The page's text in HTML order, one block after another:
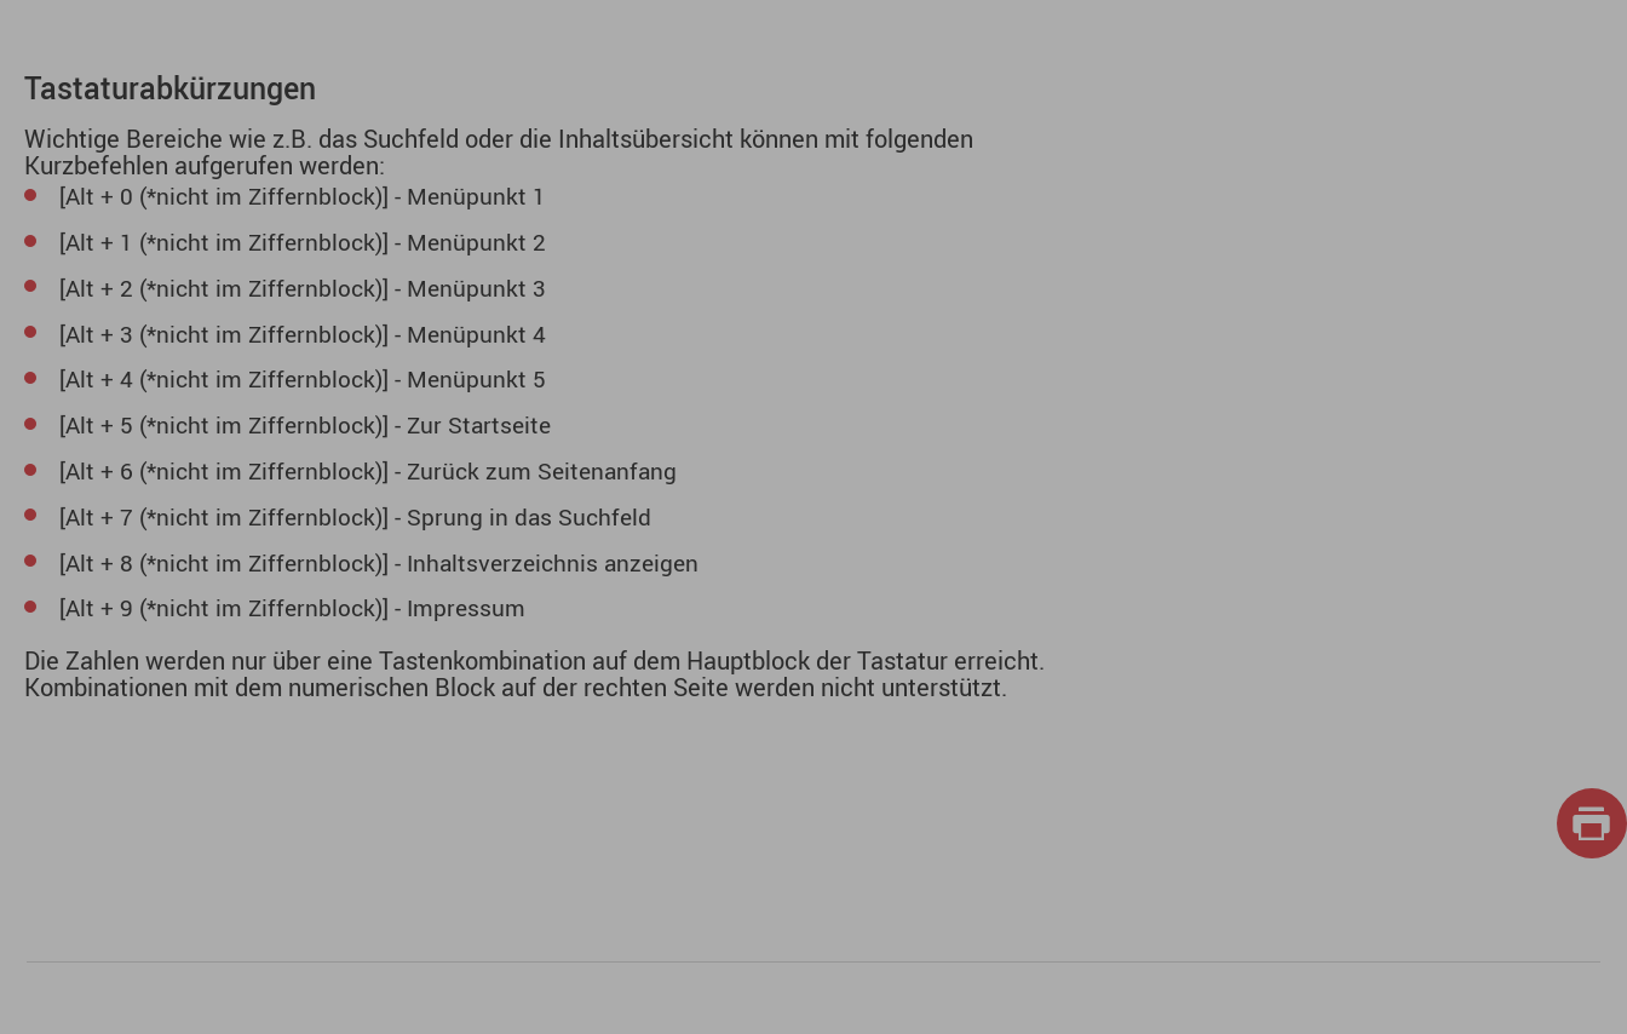
Tastaturabkürzungen
Wichtige Bereiche wie z.B. das Suchfeld oder die Inhaltsübersicht können mit folgenden
Kurzbefehlen aufgerufen werden:
[Alt + 0 (*nicht im Ziffernblock)] - Menüpunkt 1
[Alt + 1 (*nicht im Ziffernblock)] - Menüpunkt 2
[Alt + 2 (*nicht im Ziffernblock)] - Menüpunkt 3
[Alt + 3 (*nicht im Ziffernblock)] - Menüpunkt 4
[Alt + 4 (*nicht im Ziffernblock)] - Menüpunkt 5
[Alt + 5 (*nicht im Ziffernblock)] - Zur Startseite
[Alt + 6 (*nicht im Ziffernblock)] - Zurück zum Seitenanfang
[Alt + 7 (*nicht im Ziffernblock)] - Sprung in das Suchfeld
[Alt + 8 (*nicht im Ziffernblock)] - Inhaltsverzeichnis anzeigen
[Alt + 9 (*nicht im Ziffernblock)] - Impressum
Die Zahlen werden nur über eine Tastenkombination auf dem Hauptblock der Tastatur erreicht.
Kombinationen mit dem numerischen Block auf der rechten Seite werden nicht unterstützt.